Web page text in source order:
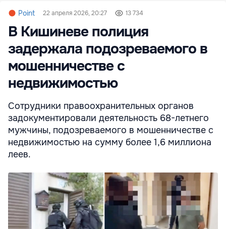
Point 22 апреля 2026, 20:27 13 734
В Кишиневе полиция
задержала подозреваемого в
мошенничестве с
недвижимостью
Сотрудники правоохранительных органов
задокументировали деятельность 68-летнего
мужчины, подозреваемого в мошенничестве с
недвижимостью на сумму более 1,6 миллиона
леев.